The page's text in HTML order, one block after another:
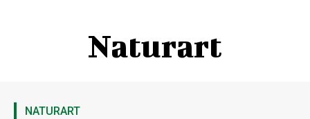
Naturart
NATURART